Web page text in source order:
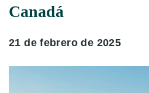
Canadá
21 de febrero de 2025